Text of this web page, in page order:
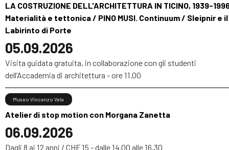
LA COSTRUZIONE DELL'ARCHITETTURA IN TICINO, 1939-
Materialità e tettonica / PINO MUSI. Continuum / Sleipnir e il
Labirinto di Porte
05.09.2026
Visita guidata gratuita, in collaborazione con gli studenti
dell’Accademia di architettura - ore 11.00
Atelier di stop motion con Morgana Zanetta
06.09.2026
Museo Vincenzo Vela
Dagli 8 ai 12 anni / CHF 15 - dalle 14.00 alle 16.30